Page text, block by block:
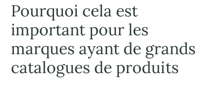
Pourquoi cela est
important pour les
marques ayant de grands
catalogues de produits